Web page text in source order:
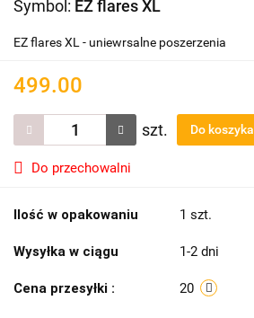
Symbol: EZ flares XL
EZ flares XL - uniewrsalne poszerzenia
499.00
szt. Do koszyka
Do przechowalni
Ilość w opakowaniu 1 szt.
Wysyłka w ciągu 1-2 dni
Cena przesyłki : 20